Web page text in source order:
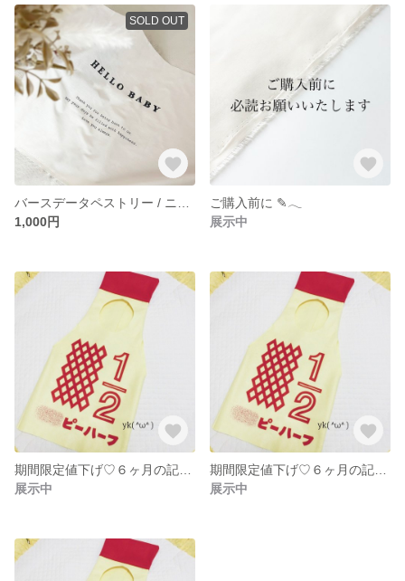
SOLD OUT
1,000円
ご購入前に ✎𓂃
展示中
展示中
展示中